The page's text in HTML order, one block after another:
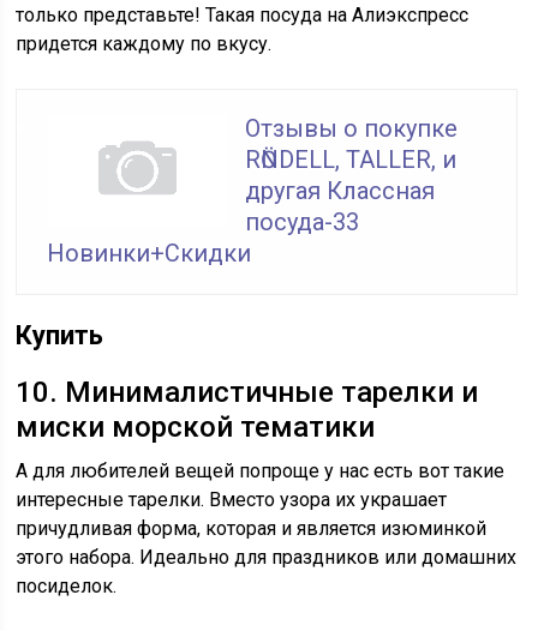
только представьте! Такая посуда на Алиэкспресс
придется каждому по вкусу.
Отзывы о покупке
RӦNDELL, TALLER, и
другая Классная
посуда-33
Новинки+Скидки
Купить
10. Минималистичные тарелки и
миски морской тематики
А для любителей вещей попроще у нас есть вот такие
интересные тарелки. Вместо узора их украшает
причудливая форма, которая и является изюминкой
этого набора. Идеально для праздников или домашних
посиделок.